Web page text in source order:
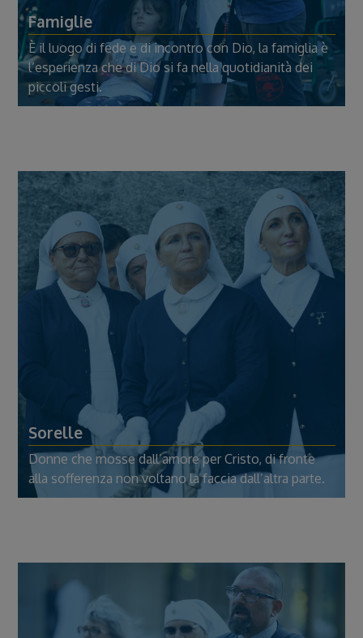
Famiglie
È il luogo di fede e di incontro con Dio, la famiglia è
l’esperienza che di Dio si fa nella quotidianità dei
piccoli gesti.
Sorelle
Donne che mosse dall’amore per Cristo, di fronte
alla sofferenza non voltano la faccia dall’altra parte.